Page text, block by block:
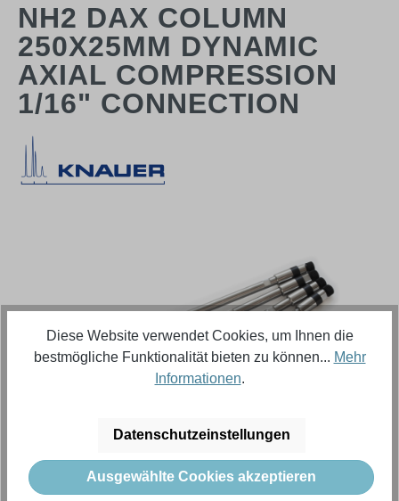
NH2 DAX COLUMN
250X25MM DYNAMIC
AXIAL COMPRESSION
1/16" CONNECTION
Regulärer Preis:
8.476,36 €
Inhalt:1 Stück (Menge)
Diese Website verwendet Cookies, um Ihnen die
bestmögliche Funktionalität bieten zu können... Mehr
Informationen.
Datenschutzeinstellungen
Ausgewählte Cookies akzeptieren